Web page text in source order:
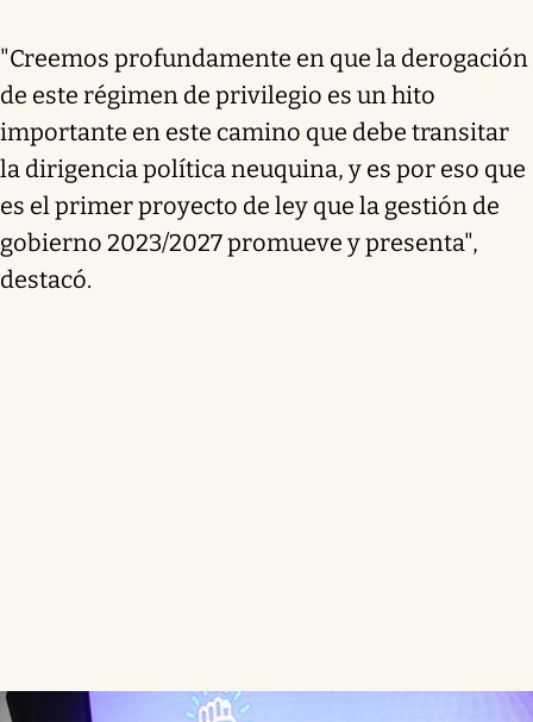
"Creemos profundamente en que la derogación
de este régimen de privilegio es un hito
importante en este camino que debe transitar
la dirigencia política neuquina, y es por eso que
es el primer proyecto de ley que la gestión de
gobierno 2023/2027 promueve y presenta",
destacó.